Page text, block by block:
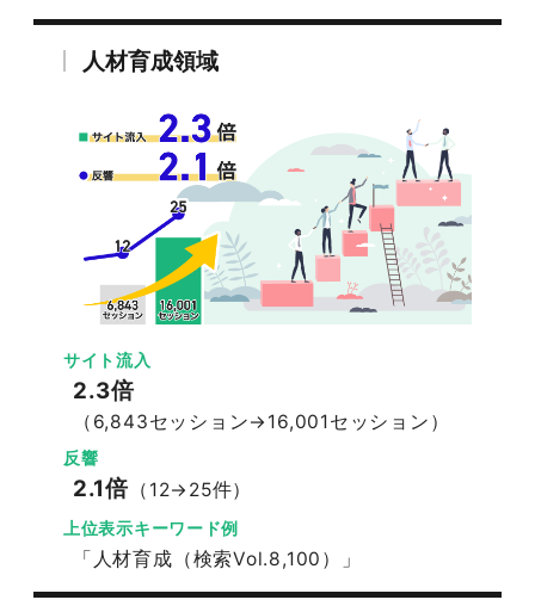
人材育成領域
サイト流入
2.3倍
（6,843セッション→16,001セッション）
反響
2.1倍 （12→25件）
上位表示キーワード例
「人材育成（検索Vol.8,100）」